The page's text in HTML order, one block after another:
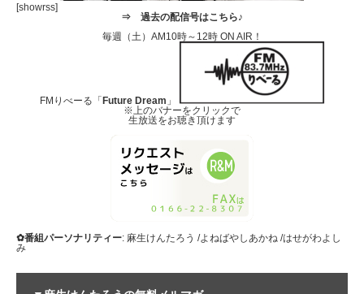
[showrss]
⇒ 過去の配信号はこちら♪
毎週（土）AM10時～12時 ON AIR！
FMりべーる「Future Dream 」
※上のバナーをクリックで
生放送をお聴き頂けます
✿番組パーソナリティー: 麻生けんたろう /よねばやしあかね /はせがわよし
み